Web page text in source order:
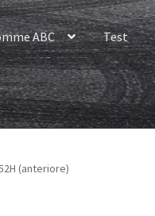
ABC Test
(anteriore)